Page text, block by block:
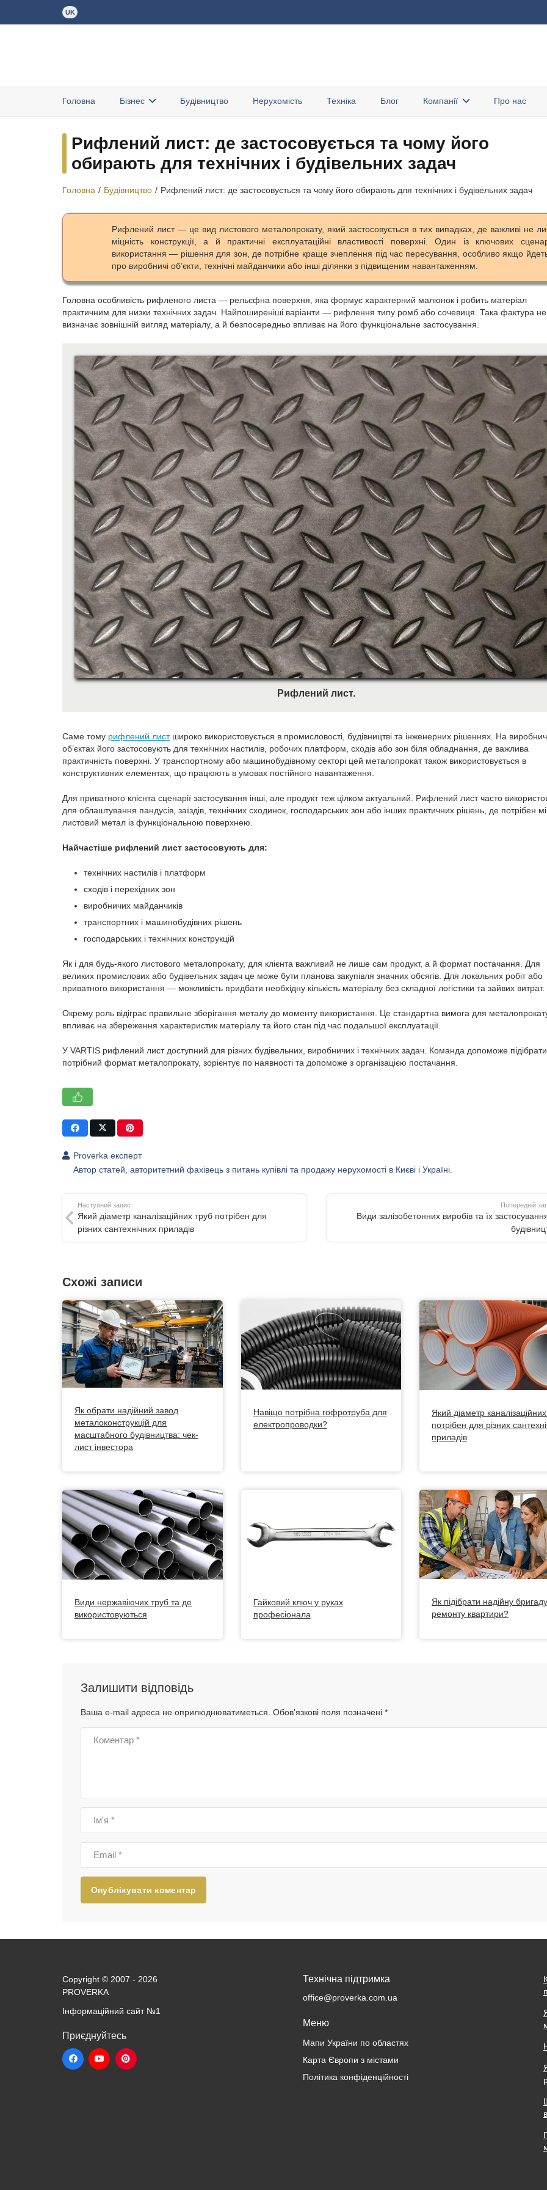
UK
Головна Бізнес Будівництво Нерухомість Техніка Блог Компанії Про нас
Рифлений лист: де застосовується та чому його
обирають для технічних і будівельних задач
Головна / Будівництво / Рифлений лист: де застосовується та чому його обирають для технічних і будівельних задач
Рифлений лист — це вид листового металопрокату, який застосовується в тих випадках, де важливі не
міцність конструкції, а й практичні експлуатаційні властивості поверхні. Один із ключових
використання — рішення для зон, де потрібне краще зчеплення під час пересування, особливо якщо
про виробничі об’єкти, технічні майданчики або інші ділянки з підвищеним навантаженням.
Головна особливість рифленого листа — рельєфна поверхня, яка формує характерний малюнок і робить матеріал
практичним для низки технічних задач. Найпоширеніші варіанти — рифлення типу ромб або сочевиця. Така фактура
визначає зовнішній вигляд матеріалу, а й безпосередньо впливає на його функціональне застосування.
Рифлений лист.
Саме тому рифлений листшироко використовується в промисловості, будівництві та інженерних рішеннях. На
об’єктах його застосовують для технічних настилів, робочих платформ, сходів або зон біля обладнання, де важлива
практичність поверхні. У транспортному або машинобудівному секторі цей металопрокат також використовується в
конструктивних елементах, що працюють в умовах постійного навантаження.
Для приватного клієнта сценарії застосування інші, але продукт теж цілком актуальний. Рифлений лист часто
для облаштування пандусів, заїздів, технічних сходинок, господарських зон або інших практичних рішень, де потрібен
листовий метал із функціональною поверхнею.
Найчастіше рифлений лист застосовують для:
технічних настилів і платформ
сходів і перехідних зон
виробничих майданчиків
транспортних і машинобудівних рішень
господарських і технічних конструкцій
Як і для будь-якого листового металопрокату, для клієнта важливий не лише сам продукт, а й формат постачання. Для
великих промислових або будівельних задач це може бути планова закупівля значних обсягів. Для локальних робіт або
приватного використання — можливість придбати необхідну кількість матеріалу без складної логістики та зайвих витрат.
Окрему роль відіграє правильне зберігання металу до моменту використання. Це стандартна вимога для
впливає на збереження характеристик матеріалу та його стан під час подальшої експлуатації.
У VARTIS рифлений лист доступний для різних будівельних, виробничих і технічних задач. Команда допоможе підібрати
потрібний формат металопрокату, зорієнтує по наявності та допоможе з організацією постачання.
Proverka експерт
Автор статей, авторитетний фахівець з питань купівлі та продажу нерухомості в Києві і Україні.
Наступний запис
Який діаметр каналізаційних труб потрібен для
різних сантехнічних приладів
Попередній
Види залізобетонних виробів та їх
Схожі записи
Як обрати надійний завод
металоконструкцій для
масштабного будівництва: чек-
лист інвестора
Навіщо потрібна гофротруба для
електропроводки?
Який діаметр
потрібен для різних
приладів
Види нержавіючих труб та де
використовуються
Гайковий ключ у руках
професіонала
Як підібрати надійну
ремонту квартири?
Залишити відповідь
Ваша e-mail адреса не оприлюднюватиметься. Обов’язкові поля позначені *
Опублікувати коментар
Copyright © 2007 - 2026
PROVERKA
Інформаційний сайт №1
Приєднуйтесь
Технічна підтримка
office@proverka.com.ua
Меню
Мапи України по областях
Карта Європи з містами
Політика конфіденційності